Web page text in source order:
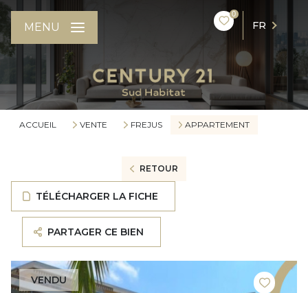
0
FR
MENU
ACCUEIL VENTE FREJUS APPARTEMENT
RETOUR
TÉLÉCHARGER LA FICHE
PARTAGER CE BIEN
VENDU